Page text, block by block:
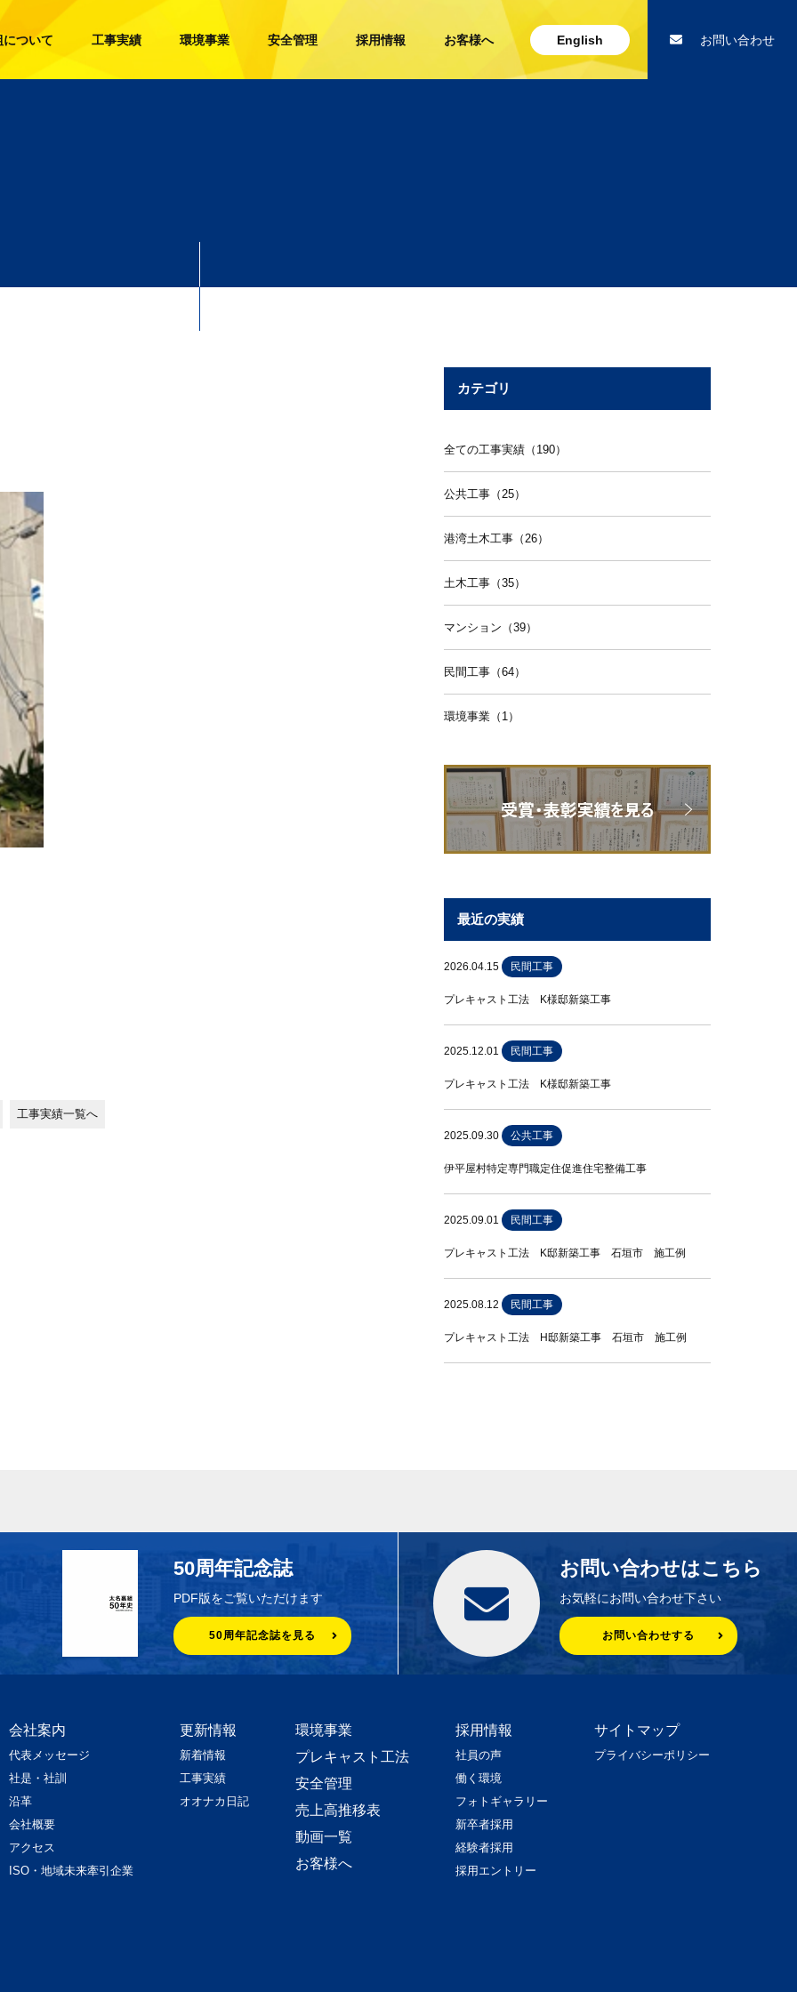
ついて 工事実績 環境事業 安全管理 採用情報 お客様へ English お問い合わせ
工事実績一覧へ
カテゴリ
全ての工事実績（190）
公共工事（25）
港湾土木工事（26）
土木工事（35）
マンション（39）
民間工事（64）
環境事業（1）
最近の実績
2026.04.15 民間工事
プレキャスト工法 K様邸新築工事
2025.12.01 民間工事
プレキャスト工法 K様邸新築工事
2025.09.30 公共工事
伊平屋村特定専門職定住促進住宅整備工事
2025.09.01 民間工事
プレキャスト工法 K邸新築工事 石垣市 施工例
2025.08.12 民間工事
プレキャスト工法 H邸新築工事 石垣市 施工例
50周年記念誌
PDF版をご覧いただけます
50周年記念誌を見る
お問い合わせはこちら
お気軽にお問い合わせ下さい
お問い合わせする
会社案内
代表メッセージ
社是・社訓
沿革
会社概要
アクセス
ISO・地域未来牽引企業
更新情報
新着情報
工事実績
オオナカ日記
環境事業
プレキャスト工法
安全管理
売上高推移表
動画一覧
お客様へ
採用情報
社員の声
働く環境
フォトギャラリー
新卒者採用
経験者採用
採用エントリー
サイトマップ
プライバシーポリシー